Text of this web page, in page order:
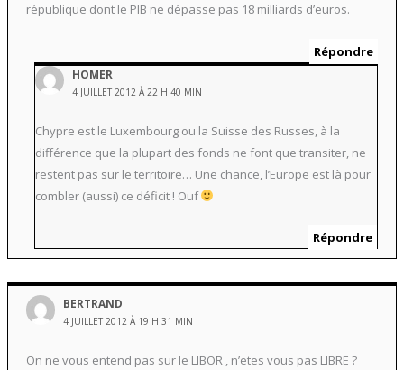
république dont le PIB ne dépasse pas 18 milliards d’euros.
Répondre
HOMER
4 JUILLET 2012 À 22 H 40 MIN
Chypre est le Luxembourg ou la Suisse des Russes, à la
différence que la plupart des fonds ne font que transiter, ne
restent pas sur le territoire… Une chance, l’Europe est là pour
combler (aussi) ce déficit ! Ouf
Répondre
BERTRAND
4 JUILLET 2012 À 19 H 31 MIN
On ne vous entend pas sur le LIBOR , n’etes vous pas LIBRE ?